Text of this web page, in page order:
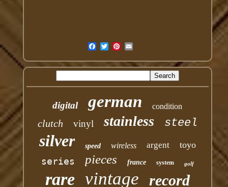
digital german condition
clutch vinyl stainless steel
silver speed wireless argent toyo
series pieces france system golf
rare vintage record